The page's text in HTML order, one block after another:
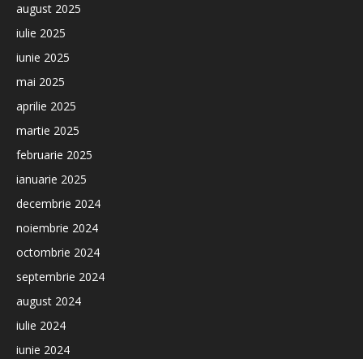
august 2025
iulie 2025
iunie 2025
mai 2025
aprilie 2025
martie 2025
februarie 2025
ianuarie 2025
decembrie 2024
noiembrie 2024
octombrie 2024
septembrie 2024
august 2024
iulie 2024
iunie 2024